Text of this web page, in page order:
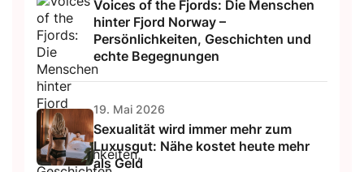
Voices of the Fjords: Die Menschen
hinter Fjord Norway –
Persönlichkeiten, Geschichten und
echte Begegnungen
19. Mai 2026
Sexualität wird immer mehr zum
Luxusgut: Nähe kostet heute mehr
als Geld